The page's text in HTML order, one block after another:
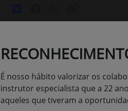
É nosso hábito valorizar os
instrutor especialista que a 22
aqueles que tiveram a